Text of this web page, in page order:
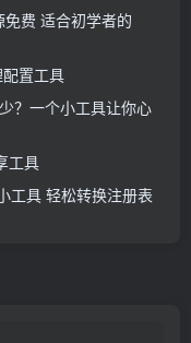
费 适合初学者的
置工具
？一个小工具让你心
工具
工具 轻松转换注册表